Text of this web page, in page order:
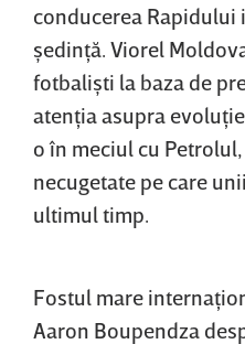
conducerea
şedinţă. Viorel
fotbalişti la baza de
atenţia asupra
o în meciul cu
necugetate pe care
ultimul timp.
Fostul mare
Aaron Boupendza